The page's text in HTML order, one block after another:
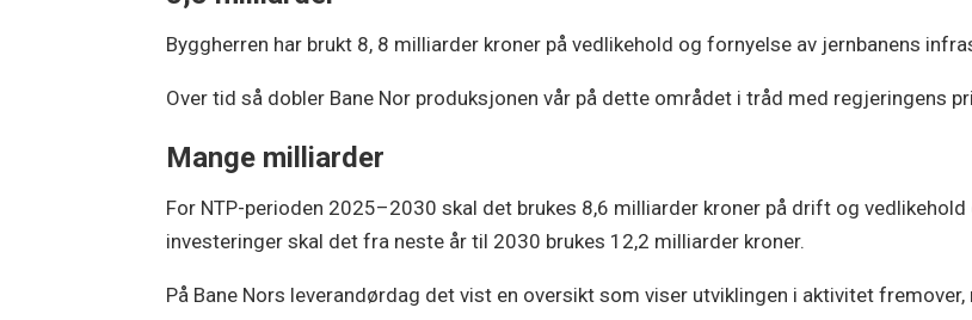
Byggherren har brukt 8, 8 milliarder kroner på vedlikehold og fornyelse av jernbanens
Over tid så dobler Bane Nor produksjonen vår på dette området i tråd med regjeringens
Mange milliarder
For NTP-perioden 2025–2030 skal det brukes 8,6 milliarder kroner på drift og
investeringer skal det fra neste år til 2030 brukes 12,2 milliarder kroner.
På Bane Nors leverandørdag det vist en oversikt som viser utviklingen i aktivitet